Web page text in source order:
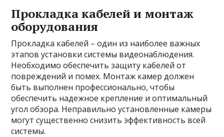
Прокладка кабелей и монтаж
оборудования
Прокладка кабелей – один из наиболее важных
этапов установки системы видеонаблюдения.
Необходимо обеспечить защиту кабелей от
повреждений и помех. Монтаж камер должен
быть выполнен профессионально, чтобы
обеспечить надежное крепление и оптимальный
угол обзора. Неправильно установленные камеры
могут существенно снизить эффективность всей
системы.